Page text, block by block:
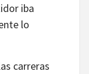
iba
lo
carreras